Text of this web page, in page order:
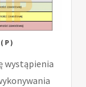
wystąpienia